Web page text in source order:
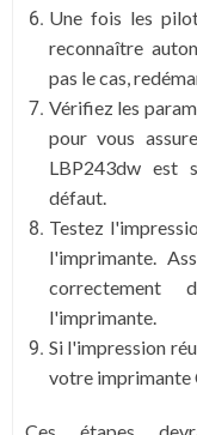
Une fois les
reconnaître
pas le cas,
Vérifiez les
pour vous
LBP243dw est
défaut.
Testez
l'imprimante.
l'imprimante.
Si l'impression
votre imprimante
Ces étapes